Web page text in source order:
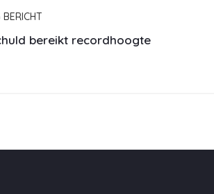
BERICHT
bereikt recordhoogte